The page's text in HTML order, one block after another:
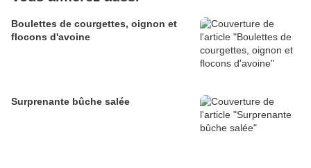
Boulettes de courgettes, oignon et
flocons d'avoine
Surprenante bûche salée